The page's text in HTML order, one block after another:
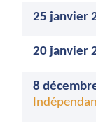
25 janvier
20 janvier
8